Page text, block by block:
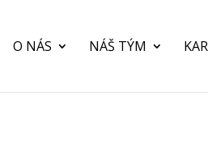
O NÁS NÁŠ TÝM